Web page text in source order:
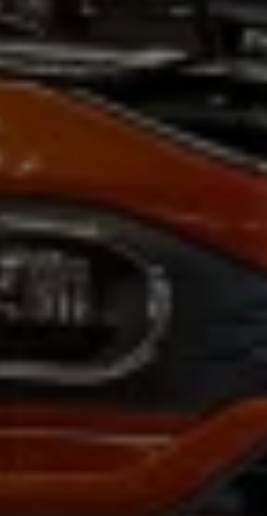
Volkswagen Kundenbetreuung
Warn- und Kontrollleuchten
Live Beratung
Magazin
Lifestyle
Transport
Familie
Elektromobilität
Volkswagen R
Pannen- und Unfallhilfe
Volkswagen Kundenbetreuung